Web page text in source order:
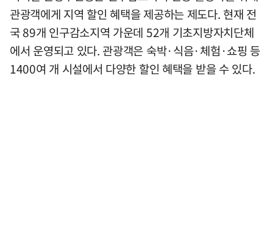
관광객에게 지역 할인 혜택을 제공하는 제도다. 현재 전
국 89개 인구감소지역 가운데 52개 기초지방자치단체
에서 운영되고 있다. 관광객은 숙박·식음·체험·쇼핑 등
1400여 개 시설에서 다양한 할인 혜택을 받을 수 있다.